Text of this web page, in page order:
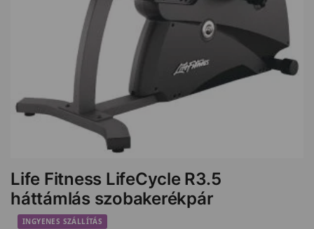
Life Fitness LifeCycle R3.5
háttámlás szobakerékpár
INGYENES SZÁLLÍTÁS